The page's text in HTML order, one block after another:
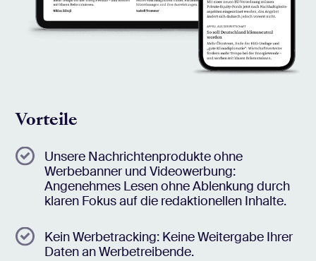
Vorteile
Unsere Nachrichtenprodukte ohne
Werbebanner und Videowerbung:
Angenehmes Lesen ohne Ablenkung durch
klaren Fokus auf die redaktionellen Inhalte.
Kein Werbetracking: Keine Weitergabe Ihrer
Daten an Werbetreibende.